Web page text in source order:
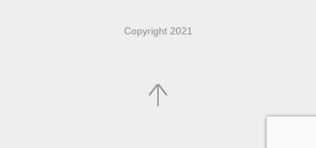
Copyright 2021